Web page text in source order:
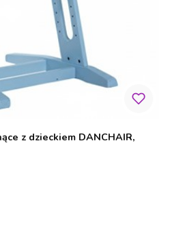
z dzieckiem DANCHAIR,